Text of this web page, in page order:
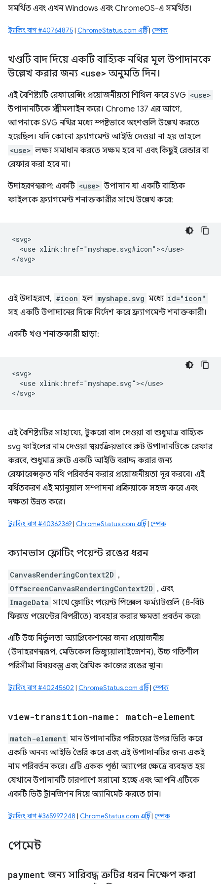
সমর্থিত এবং এখন Windows এবং ChromeOS-এ সমর্থিত।
ট্র্যাকিং বাগ #40764875| ChromeStatus.com এন্ট্রি| স্পেক
খণ্ডটি বাদ দিয়ে একটি বাহ্যিক নথির মূল উপাদানকে
উল্লেখ করার জন্য <use> অনুমতি দিন।
এই বৈশিষ্ট্যটি রেফারেন্সিং প্রয়োজনীয়তা শিথিল করে SVG <use>
উপাদানটিকে স্ট্রীমলাইন করে। Chrome 137 এর আগে,
আপনাকে SVG নথির মধ্যে স্পষ্টভাবে অংশগুলি উল্লেখ করতে
হয়েছিল। যদি কোনো ফ্র্যাগমেন্ট আইডি দেওয়া না হয় তাহলে
<use> লক্ষ্য সমাধান করতে সক্ষম হবে না এবং কিছুই রেন্ডার বা
রেফার করা হবে না।
উদাহরণস্বরূপ: একটি <use> উপাদান যা একটি বাহ্যিক
ফাইলকে ফ্র্যাগমেন্ট শনাক্তকারীর সাথে উল্লেখ করে:
<svg>
  <use xlink:href="myshape.svg#icon"></use>
এই উদাহরণে, #icon হল myshape.svg মধ্যে id="icon"
সহ একটি উপাদানের দিকে নির্দেশ করে ফ্র্যাগমেন্ট শনাক্তকারী।
একটি খণ্ড শনাক্তকারী ছাড়া:
<svg>
  <use xlink:href="myshape.svg"></use>
এই বৈশিষ্ট্যটির সাহায্যে, টুকরো বাদ দেওয়া বা শুধুমাত্র বাহ্যিক
svg ফাইলের নাম দেওয়া স্বয়ংক্রিয়ভাবে রুট উপাদানটিকে রেফার
করবে, শুধুমাত্র রুটে একটি আইডি বরাদ্দ করার জন্য
রেফারেন্সকৃত নথি পরিবর্তন করার প্রয়োজনীয়তা দূর করবে। এই
বর্ধিতকরণ এই ম্যানুয়াল সম্পাদনা প্রক্রিয়াকে সহজ করে এবং
দক্ষতা উন্নত করে।
ট্র্যাকিং বাগ #40362369| ChromeStatus.com এন্ট্রি| স্পেক
ক্যানভাস ফ্লোটিং পয়েন্ট রঙের ধরন
CanvasRenderingContext2D ,
OffscreenCanvasRenderingContext2D , এবং
ImageData সাথে ফ্লোটিং পয়েন্ট পিক্সেল ফর্ম্যাটগুলি (8-বিট
ফিক্সড পয়েন্টের বিপরীতে) ব্যবহার করার ক্ষমতা প্রবর্তন করে৷
এটি উচ্চ নির্ভুলতা অ্যাপ্লিকেশনের জন্য প্রয়োজনীয়
(উদাহরণস্বরূপ, মেডিকেল ভিজ্যুয়ালাইজেশন), উচ্চ গতিশীল
পরিসীমা বিষয়বস্তু এবং রৈখিক কাজের রঙের স্থান।
ট্র্যাকিং বাগ #40245602 | ChromeStatus.com এন্ট্রি| স্পেক
view-transition-name: match-element
match-element মান উপাদানটির পরিচয়ের উপর ভিত্তি করে
একটি অনন্য আইডি তৈরি করে এবং এই উপাদানটির জন্য একই
নাম পরিবর্তন করে। এটি একক পৃষ্ঠা অ্যাপের ক্ষেত্রে ব্যবহৃত হয়
যেখানে উপাদানটি চারপাশে সরানো হচ্ছে এবং আপনি এটিকে
একটি ভিউ ট্রানজিশন দিয়ে অ্যানিমেট করতে চান।
ট্র্যাকিং বাগ #365997248 | ChromeStatus.com এন্ট্রি| স্পেক
পেমেন্ট
payment জন্য সারিবদ্ধ ত্রুটির ধরন নিক্ষেপ করা